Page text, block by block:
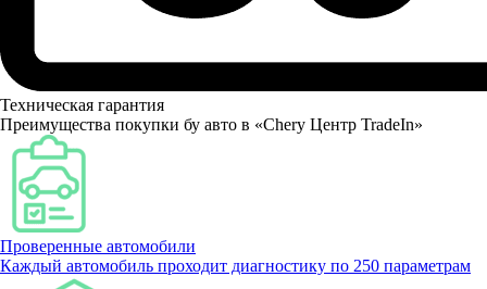
Техническая гарантия
Преимущества покупки бу авто в «Chery Центр TradeIn»
Проверенные автомобили
Каждый автомобиль проходит диагностику по 250 параметрам